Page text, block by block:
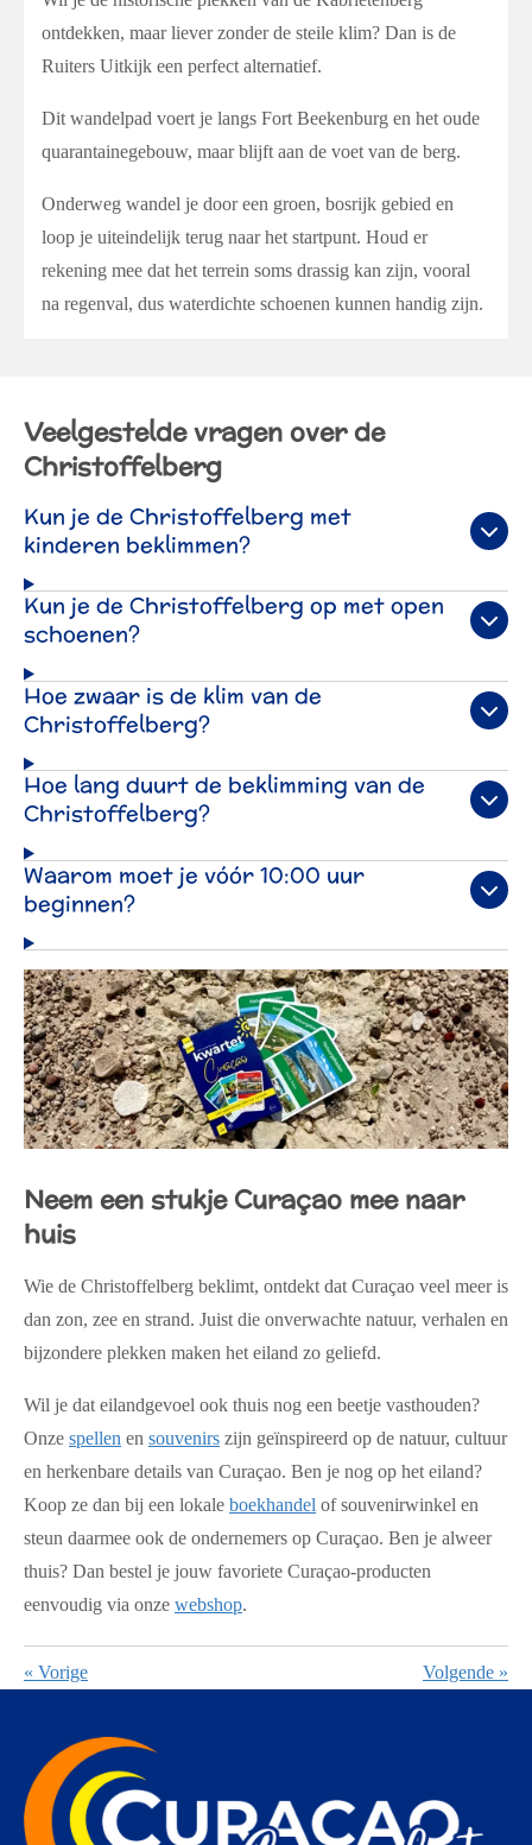
ontdekken, maar liever zonder de steile klim? Dan is de
Ruiters Uitkijk een perfect alternatief.
Dit wandelpad voert je langs Fort Beekenburg en het oude
quarantainegebouw, maar blijft aan de voet van de berg.
Onderweg wandel je door een groen, bosrijk gebied en
loop je uiteindelijk terug naar het startpunt. Houd er
rekening mee dat het terrein soms drassig kan zijn, vooral
na regenval, dus waterdichte schoenen kunnen handig zijn.
Veelgestelde vragen over de
Christoffelberg
Kun je de Christoffelberg met
kinderen beklimmen?
Kun je de Christoffelberg op met open
schoenen?
Hoe zwaar is de klim van de
Christoffelberg?
Hoe lang duurt de beklimming van de
Christoffelberg?
Waarom moet je vóór 10:00 uur
beginnen?
Neem een stukje Curaçao mee naar
huis
Wie de Christoffelberg beklimt, ontdekt dat Curaçao veel meer is
dan zon, zee en strand. Juist die onverwachte natuur, verhalen en
bijzondere plekken maken het eiland zo geliefd.
Wil je dat eilandgevoel ook thuis nog een beetje vasthouden?
Onze spellen en souvenirs zijn geïnspireerd op de natuur, cultuur
en herkenbare details van Curaçao. Ben je nog op het eiland?
Koop ze dan bij een lokale boekhandel of souvenirwinkel en
steun daarmee ook de ondernemers op Curaçao. Ben je alweer
thuis? Dan bestel je jouw favoriete Curaçao-producten
eenvoudig via onze webshop.
« Vorige Volgende »